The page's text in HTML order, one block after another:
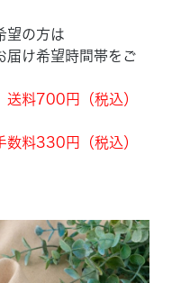
望の方は
届け希望時間帯をご
送料700円（税込）
数料330円（税込）